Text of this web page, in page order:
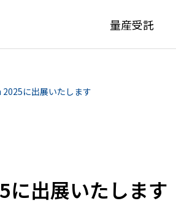
量産受託
2025に出展いたします
に出展いたします